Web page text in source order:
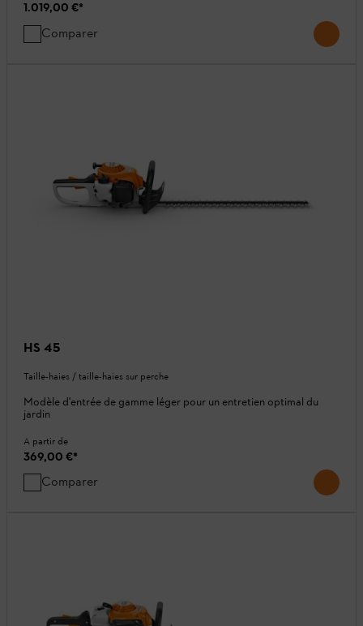
1.019,00 €*
Comparer
HS 45
Taille-haies / taille-haies sur perche
Modèle d'entrée de gamme léger pour un entretien optimal du
jardin
A partir de
369,00 €*
Comparer